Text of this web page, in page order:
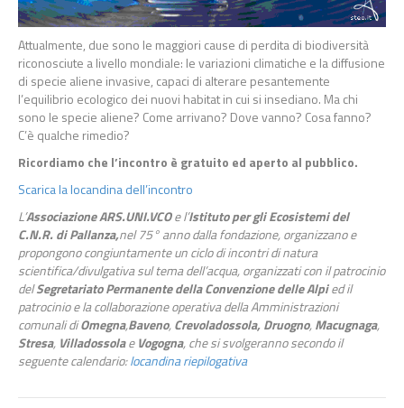
Attualmente, due sono le maggiori cause di perdita di biodiversità
riconosciute a livello mondiale: le variazioni climatiche e la diffusione
di specie aliene invasive, capaci di alterare pesantemente
l’equilibrio ecologico dei nuovi habitat in cui si insediano. Ma chi
sono le specie aliene? Come arrivano? Dove vanno? Cosa fanno?
C’è qualche rimedio?
Ricordiamo che l’incontro è gratuito ed aperto al pubblico.
Scarica la locandina dell’incontro
L’Associazione ARS.UNI.VCOe l’Istituto per gli Ecosistemi del
C.N.R. di Pallanza,nel 75° anno dalla fondazione, organizzano e
propongono congiuntamente un ciclo di incontri di natura
scientifica/divulgativa sul tema dell’acqua, organizzati con il patrocinio
delSegretariato Permanente della Convenzione delle Alpied il
patrocinio e la collaborazione operativa della Amministrazioni
comunali diOmegna,Baveno,Crevoladossola,Druogno,Macugnaga,
Stresa, VilladossolaeVogogna, che si svolgeranno secondo il
seguente calendario:locandina riepilogativa